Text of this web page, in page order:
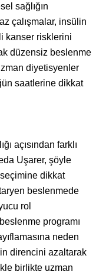
sağlığın
çalışmalar, insülin
kanser risklerini
düzensiz beslenme
diyetisyenler
saatlerine dikkat
açısından farklı
Uşarer, şöyle
dikkat
beslenmede
rol
programı
neden
direncini azaltarak
birlikte uzman